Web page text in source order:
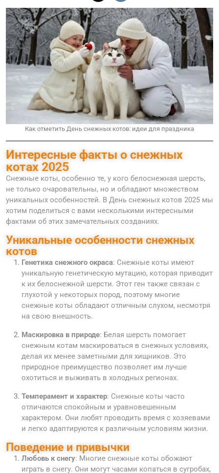
Как отметить День снежных котов: идеи для праздника
Интересные факты о снежных
котах 2025
Снежные коты, особенно те, у кого белоснежная шерсть,
не только очаровательны, но и обладают множеством
уникальных особенностей. В День снежных котов 2025 мы
хотим поделиться с вами несколькими интересными
фактами об этих замечательных созданиях.
Уникальные особенности снежных
котов
Генетика снежного окраса: Снежные коты имеют
уникальную генетическую мутацию, которая приводит
к их белоснежной шерсти. Этот ген также связан с
глухотой у некоторых пород, поэтому многие
снежные коты обладают отличным слухом, несмотря
на свою внешность.
Маскировка в природе: Белая шерсть помогает
снежным котам маскироваться в снежных условиях,
делая их менее заметными для хищников. Это
природное преимущество позволяет им лучше
охотиться и выживать в холодных регионах.
Темперамент и характер: Снежные коты часто
отличаются спокойным и уравновешенным
характером. Они любят проводить время с хозяевами
и легко адаптируются к различным условиям жизни.
Поведение и привычки
Любовь к снегу: Многие снежные коты обожают
играть в снегу. Они могут часами копаться в сугробах,